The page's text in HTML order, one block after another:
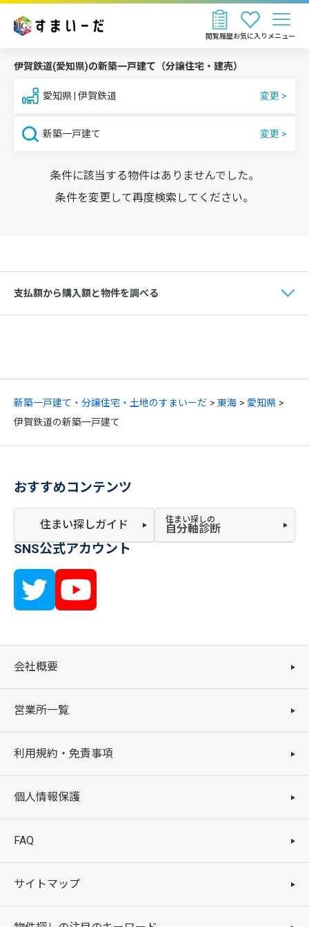
お気に入り
閲覧履歴 メニュー
新築一戸建て・分譲住宅・土地のすまいーだ 東海
愛知県
伊賀鉄道の新築一戸建て
伊賀鉄道(愛知県)の新築一戸建て（分譲住宅・建売）
愛知県 | 伊賀鉄道
新築一戸建て
条件に該当する物件はありませんでした。
条件を変更して再度検索してください。
支払額から購入額と物件を調べる
おすすめコンテンツ
住まい探しガイド 住まい探しの
自分軸診断
SNS公式アカウント
会社概要
営業所一覧
利用規約・免責事項
個人情報保護
FAQ
サイトマップ